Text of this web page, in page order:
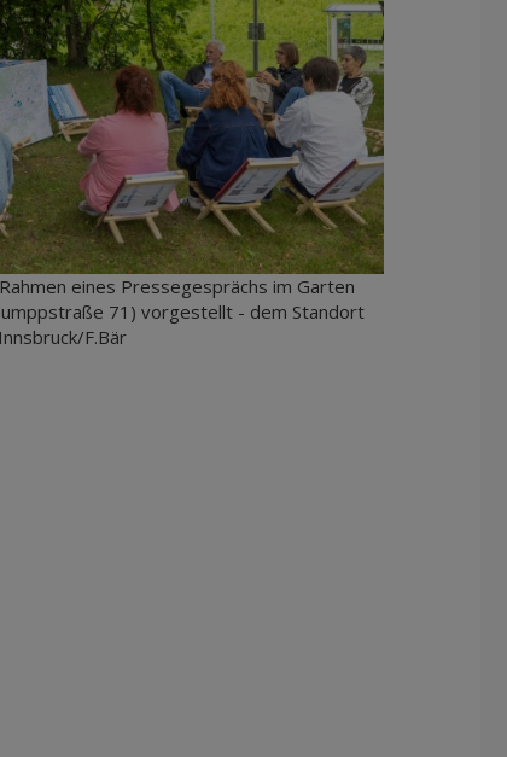
eines Pressegesprächs im Garten
71) vorgestellt - dem Standort
F.Bär